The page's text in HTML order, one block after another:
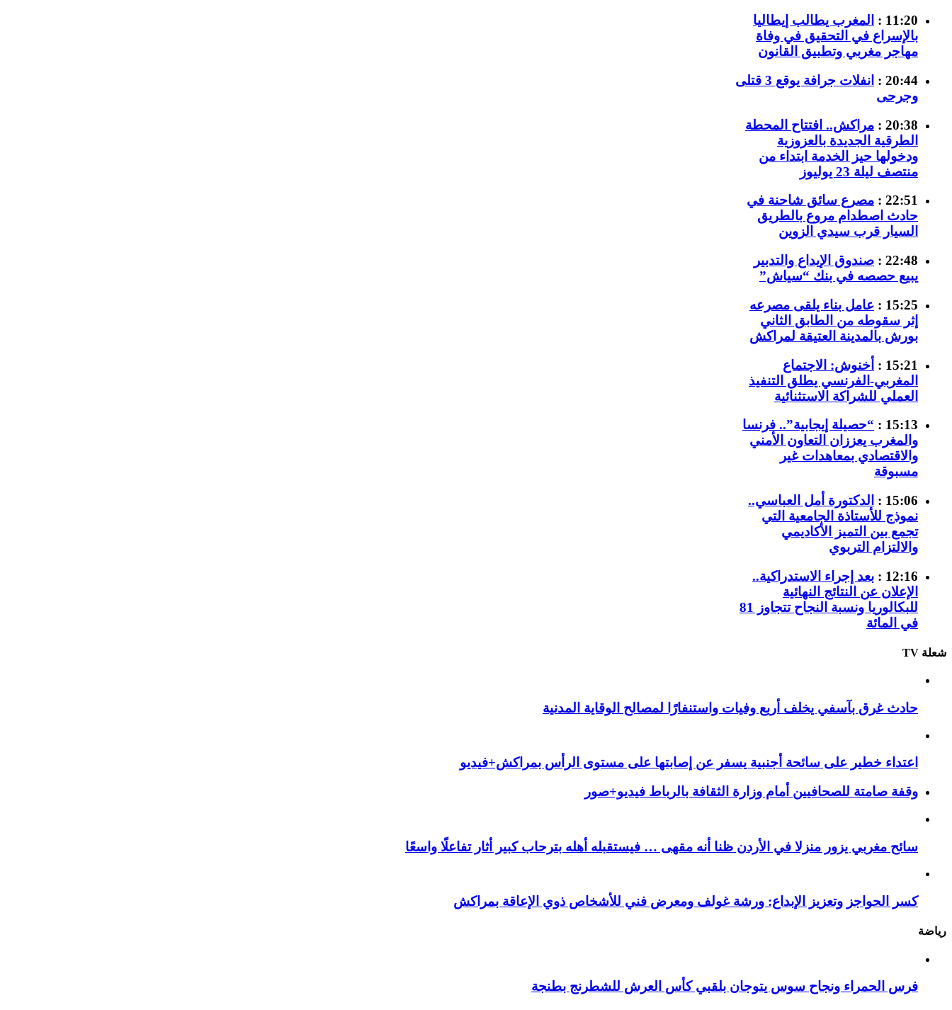
11:20 :
المغرب يطالب إيطاليا
بالإسراع في التحقيق في وفاة
مهاجر مغربي وتطبيق القانون
20:44 :
انفلات جرافة يوقع 3 قتلى
وجرحى
20:38 :
مراكش.. افتتاح المحطة
الطرقية الجديدة بالعزوزية
ودخولها حيز الخدمة ابتداء من
منتصف ليلة 23 يوليوز
22:51 :
مصرع سائق شاحنة في
حادث اصطدام مروع بالطريق
السيار قرب سيدي الزوين
22:48 :
صندوق الإيداع والتدبير
يبيع حصصه في بنك “سياش”
15:25 :
عامل بناء يلقى مصرعه
إثر سقوطه من الطابق الثاني
بورش بالمدينة العتيقة لمراكش
15:21 :
أخنوش: الاجتماع
المغربي-الفرنسي يطلق التنفيذ
العملي للشراكة الاستثنائية
15:13 :
“حصيلة إيجابية”.. فرنسا
والمغرب يعززان التعاون الأمني
والاقتصادي بمعاهدات غير
مسبوقة
15:06 :
الدكتورة أمل العباسي..
نموذج للأستاذة الجامعية التي
تجمع بين التميز الأكاديمي
والالتزام التربوي
12:16 :
بعد إجراء الاستدراكية..
الإعلان عن النتائج النهائية
للبكالوريا ونسبة النجاح تتجاوز 81
في المائة
شعلة TV
حادث غرق بآسفي يخلف أربع وفيات واستنفارًا لمصالح الوقاية المدنية
اعتداء خطير على سائحة أجنبية يسفر عن إصابتها على مستوى الرأس بمراكش+فيديو
وقفة صامتة للصحافيين أمام وزارة الثقافة بالرباط فيديو+صور
سائح مغربي يزور منزلا في الأردن ظنا أنه مقهى … فيستقبله أهله بترحاب كبير أثار تفاعلًا واسعًا
كسر الحواجز وتعزيز الإبداع: ورشة غولف ومعرض فني للأشخاص ذوي الإعاقة بمراكش
رياضة
فرس الحمراء ونجاح سوس يتوجان بلقبي كأس العرش للشطرنج بطنجة